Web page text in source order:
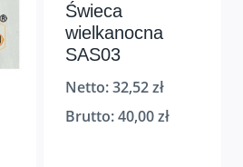
Świeca
wielkanocna
SAS03
Netto:32,52zł
Brutto:40,00zł